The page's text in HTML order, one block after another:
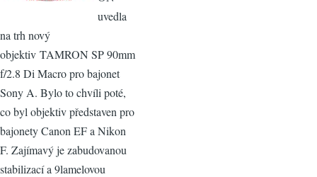
uvedla
na trh nový
objektiv TAMRON SP 90mm
f/2.8 Di Macro pro bajonet
Sony A. Bylo to chvíli poté,
co byl objektiv představen pro
bajonety Canon EF a Nikon
F. Zajímavý je zabudovanou
stabilizací a 9lamelovou